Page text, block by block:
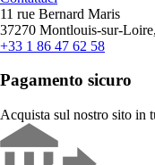
11 rue Bernard Maris
37270 Montlouis-sur-
+33 1 86 47 62 58
Pagamento sicuro
Acquista sul nostro sito in